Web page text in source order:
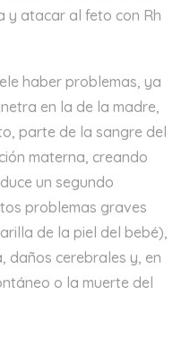
y atacar al feto con Rh
haber problemas, ya
en la de la madre,
parte de la sangre del
materna, creando
un segundo
problemas graves
de la piel del bebé),
daños cerebrales y, en
o la muerte del